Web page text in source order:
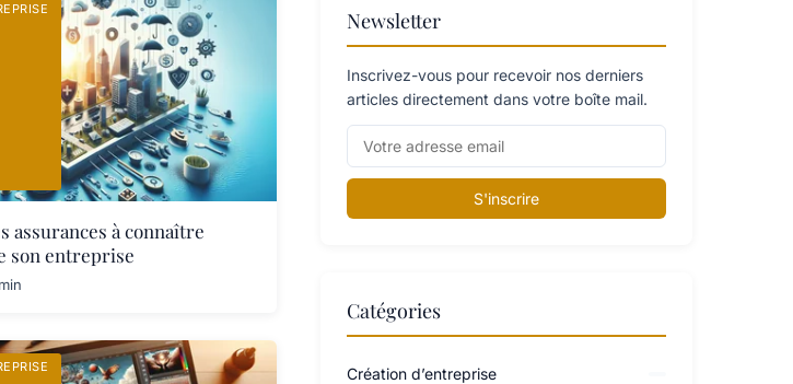
assurances à connaître
son entreprise
Newsletter
Inscrivez-vous pour recevoir nos derniers
articles directement dans votre boîte mail.
S'inscrire
Catégories
Création d’entreprise